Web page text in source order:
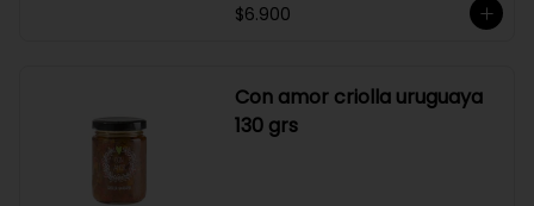
$6.900
Con amor criolla uruguaya
130 grs